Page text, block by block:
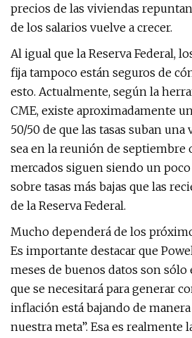
precios de las viviendas
de los salarios vuelve a crecer.
Al igual que la Reserva Federal,
fija tampoco están seguros de
esto. Actualmente, según la
CME, existe aproximadamente
50/50 de que las tasas suban una
sea en la reunión de septiembre
mercados siguen siendo un
sobre tasas más bajas que las
de la Reserva Federal.
Mucho dependerá de los
Es importante destacar que
meses de buenos datos son
que se necesitará para generar
inflación está bajando de
nuestra meta”. Esa es realmente